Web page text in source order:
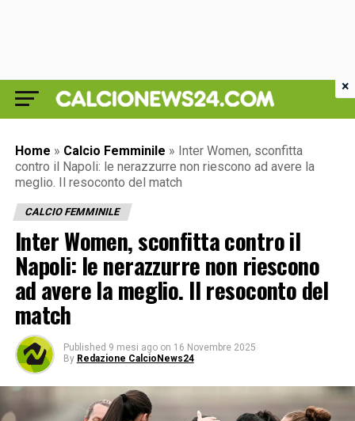
Home » Calcio Femminile » Inter Women, sconfitta
contro il Napoli: le nerazzurre non riescono ad avere la
meglio. Il resoconto del match
CALCIO FEMMINILE
Inter Women, sconfitta contro il
Napoli: le nerazzurre non riescono
ad avere la meglio. Il resoconto del
match
Published 9 mesi ago on 16 Novembre 2025
By Redazione CalcioNews24
×